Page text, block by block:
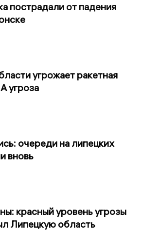
пострадали от падения
угрожает ракетная
угроза
очереди на липецких
вновь
красный уровень угрозы
Липецкую область